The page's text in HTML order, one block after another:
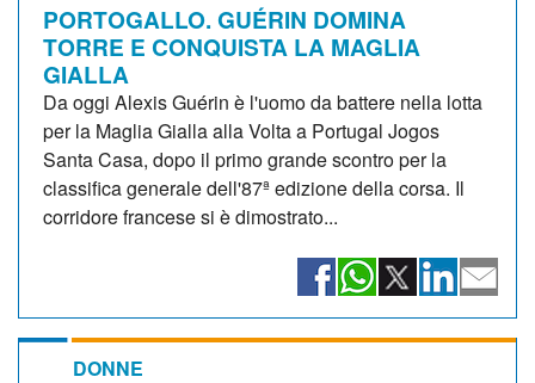
PORTOGALLO. GUÉRIN DOMINA
TORRE E CONQUISTA LA MAGLIA
GIALLA
Da oggi Alexis Guérin è l'uomo da battere nella lotta
per la Maglia Gialla alla Volta a Portugal Jogos
Santa Casa, dopo il primo grande scontro per la
classifica generale dell'87ª edizione della corsa. Il
corridore francese si è dimostrato...
DONNE